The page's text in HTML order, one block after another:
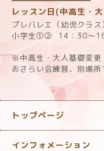
レッスン日(中高生・
プレバレエ（幼児クラ
小学生①②
14：30～
※中高生・大人基礎変更
おさらい会練習、別場所
トップページ
インフォメーション